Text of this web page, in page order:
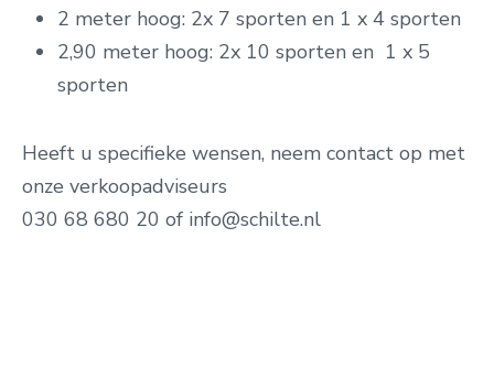
2 meter hoog: 2x 7 sporten en 1 x 4 sporten
2,90 meter hoog: 2x 10 sporten en 1 x 5
sporten
Heeft u specifieke wensen, neem contact op met
onze verkoopadviseurs
030 68 680 20 of info@schilte.nl